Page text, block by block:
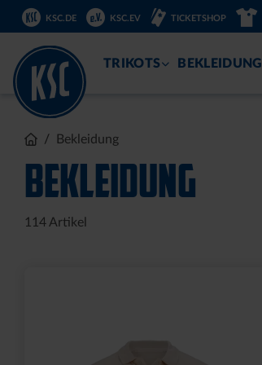
DIREKT
ZUM
KSC.DE KSC.EV TICKETSHOP
TRIKOTS BEKLEIDUNG
Bekleidung
BEKLEIDUNG
114 Artikel